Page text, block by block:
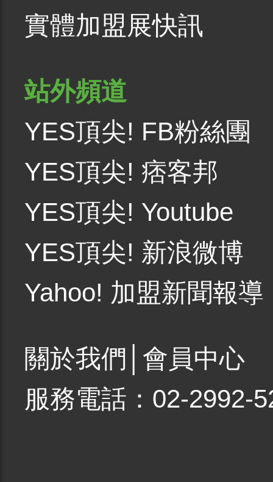
實體加盟展快訊
站外頻道
YES頂尖! FB粉絲團
YES頂尖! 痞客邦
YES頂尖! Youtube
YES頂尖! 新浪微博
Yahoo! 加盟新聞報導
關於我們
會員中心
服務電話：02-2992-